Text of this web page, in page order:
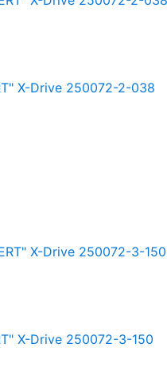
X-Drive 250072-2-038
X-Drive 250072-3-150